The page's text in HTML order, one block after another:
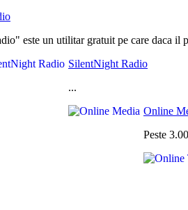
este un utilitar gratuit pe care daca il
SilentNight Radio
...
Online
Peste